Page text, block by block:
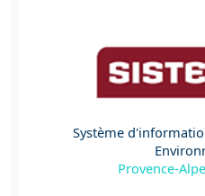
Système
Provence-